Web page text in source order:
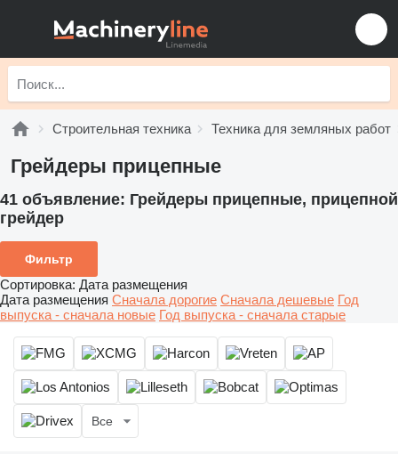
Строительная техника Техника для земляных работ
Грейдеры прицепные
41 объявление: Грейдеры прицепные, прицепной
грейдер
Фильтр
Сортировка: Дата размещения
Дата размещения Сначала дорогие Сначала дешевые Год
выпуска - сначала новые Год выпуска - сначала старые
Все